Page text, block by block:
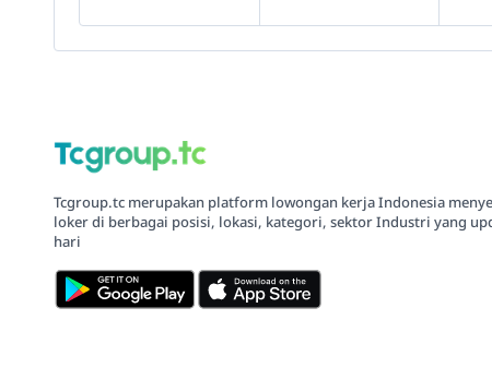
Tcgroup.tc merupakan platform lowongan kerja Indonesia
loker di berbagai posisi, lokasi, kategori, sektor Industri yang
hari